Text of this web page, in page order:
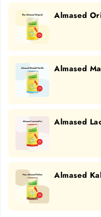
Almased
Almased
Almased
Almased